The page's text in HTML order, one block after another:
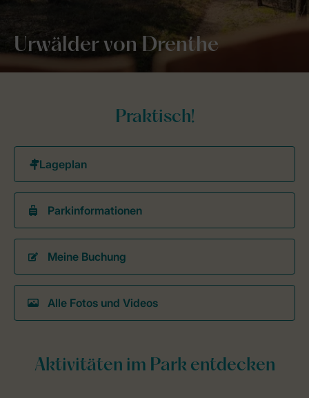
Urwälder von Drenthe
Praktisch!
Parkinformationen
Meine Buchung
Alle Fotos und Videos